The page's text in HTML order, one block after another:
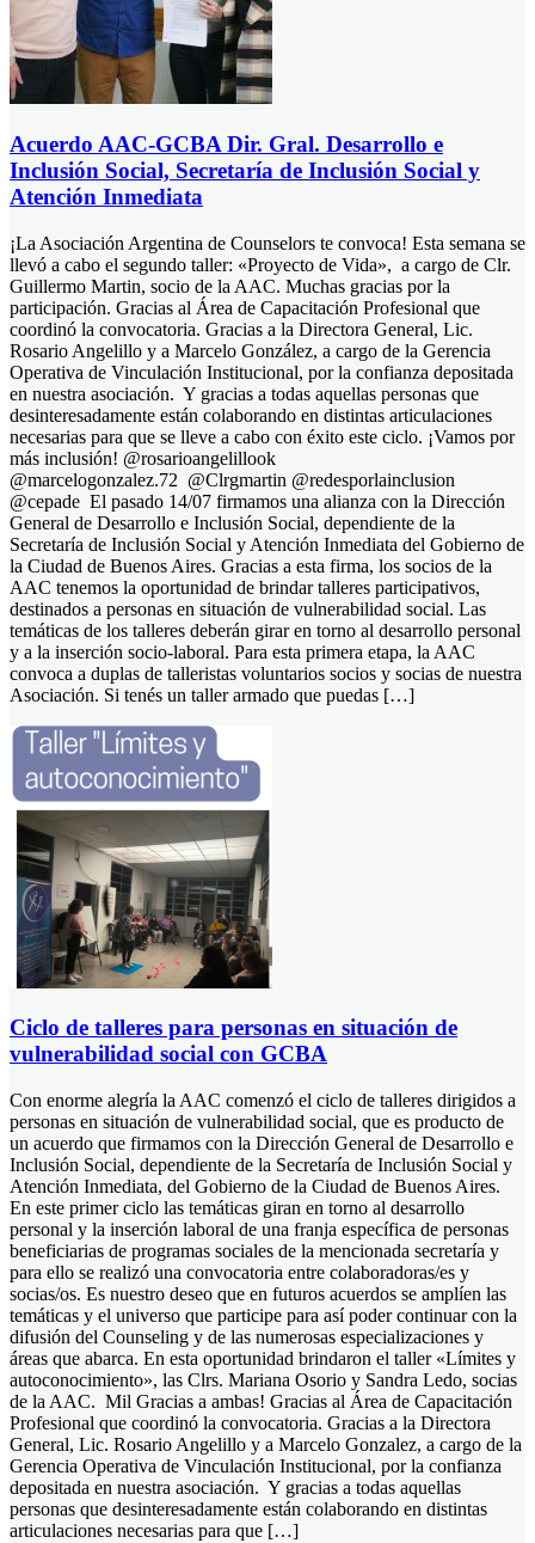
Acuerdo AAC-GCBA Dir. Gral. Desarrollo e
Inclusión Social, Secretaría de Inclusión Social y
Atención Inmediata
¡La Asociación Argentina de Counselors te convoca! Esta semana se
llevó a cabo el segundo taller: «Proyecto de Vida», a cargo de Clr.
Guillermo Martin, socio de la AAC. Muchas gracias por la
participación. Gracias al Área de Capacitación Profesional que
coordinó la convocatoria. Gracias a la Directora General, Lic.
Rosario Angelillo y a Marcelo González, a cargo de la Gerencia
Operativa de Vinculación Institucional, por la confianza depositada
en nuestra asociación. Y gracias a todas aquellas personas que
desinteresadamente están colaborando en distintas articulaciones
necesarias para que se lleve a cabo con éxito este ciclo. ¡Vamos por
más inclusión! @rosarioangelillook
@marcelogonzalez.72 @Clrgmartin @redesporlainclusion
@cepade El pasado 14/07 firmamos una alianza con la Dirección
General de Desarrollo e Inclusión Social, dependiente de la
Secretaría de Inclusión Social y Atención Inmediata del Gobierno de
la Ciudad de Buenos Aires. Gracias a esta firma, los socios de la
AAC tenemos la oportunidad de brindar talleres participativos,
destinados a personas en situación de vulnerabilidad social. Las
temáticas de los talleres deberán girar en torno al desarrollo personal
y a la inserción socio-laboral. Para esta primera etapa, la AAC
convoca a duplas de talleristas voluntarios socios y socias de nuestra
Asociación. Si tenés un taller armado que puedas […]
Ciclo de talleres para personas en situación de
vulnerabilidad social con GCBA
Con enorme alegría la AAC comenzó el ciclo de talleres dirigidos a
personas en situación de vulnerabilidad social, que es producto de
un acuerdo que firmamos con la Dirección General de Desarrollo e
Inclusión Social, dependiente de la Secretaría de Inclusión Social y
Atención Inmediata, del Gobierno de la Ciudad de Buenos Aires.
En este primer ciclo las temáticas giran en torno al desarrollo
personal y la inserción laboral de una franja específica de personas
beneficiarias de programas sociales de la mencionada secretaría y
para ello se realizó una convocatoria entre colaboradoras/es y
socias/os. Es nuestro deseo que en futuros acuerdos se amplíen las
temáticas y el universo que participe para así poder continuar con la
difusión del Counseling y de las numerosas especializaciones y
áreas que abarca. En esta oportunidad brindaron el taller «Límites y
autoconocimiento», las Clrs. Mariana Osorio y Sandra Ledo, socias
de la AAC. Mil Gracias a ambas! Gracias al Área de Capacitación
Profesional que coordinó la convocatoria. Gracias a la Directora
General, Lic. Rosario Angelillo y a Marcelo Gonzalez, a cargo de la
Gerencia Operativa de Vinculación Institucional, por la confianza
depositada en nuestra asociación. Y gracias a todas aquellas
personas que desinteresadamente están colaborando en distintas
articulaciones necesarias para que […]